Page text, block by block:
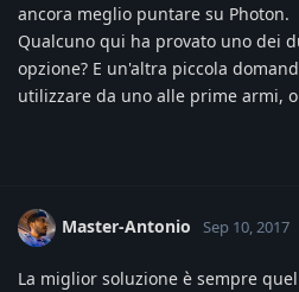
ancora meglio puntare su Photon.
Qualcuno qui ha provato uno dei
opzione? E un'altra piccola
utilizzare da uno alle prime armi,
Master-Antonio Sep 10, 2017
La miglior soluzione è sempre